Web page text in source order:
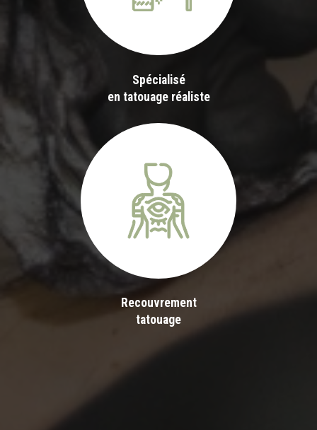
Spécialisé
en tatouage réaliste
Recouvrement
tatouage